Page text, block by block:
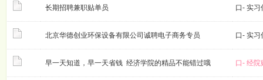
长期招聘兼职贴单员 口- 实习
北京华德创业环保设备有限公司诚聘电子商务专员 口- 实习
早一天知道，早一天省钱 经济学院的精品不能错过哦 口- 经院